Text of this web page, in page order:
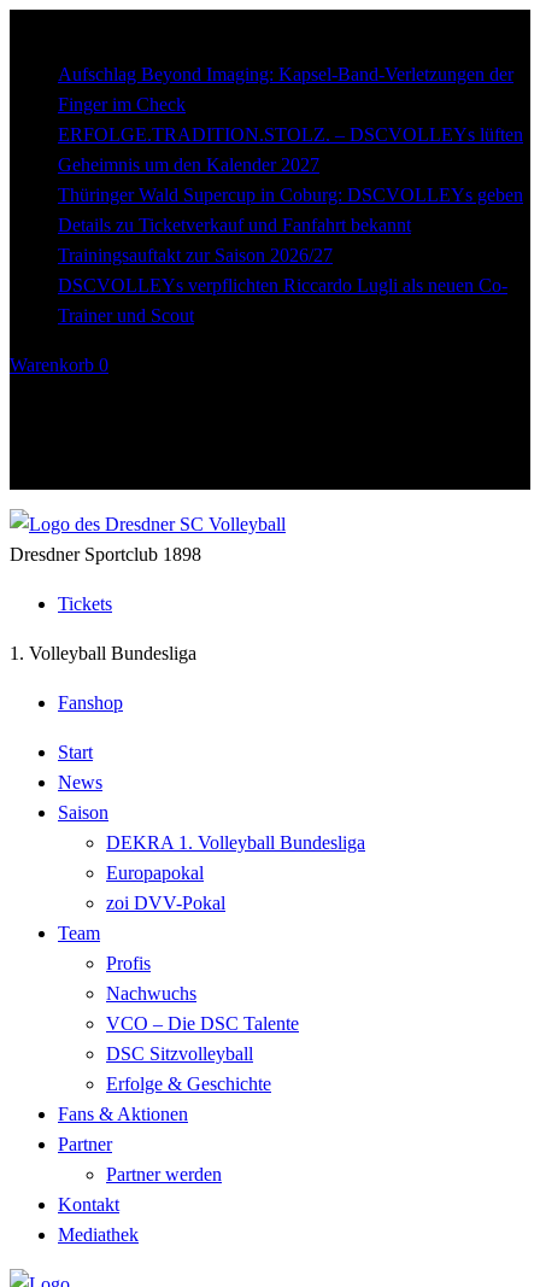
Aufschlag Beyond Imaging: Kapsel-Band-Verletzungen der
Finger im Check
ERFOLGE.TRADITION.STOLZ. – DSCVOLLEYs lüften
Geheimnis um den Kalender 2027
Thüringer Wald Supercup in Coburg: DSCVOLLEYs geben
Details zu Ticketverkauf und Fanfahrt bekannt
Trainingsauftakt zur Saison 2026/27
DSCVOLLEYs verpflichten Riccardo Lugli als neuen Co-
Trainer und Scout
Warenkorb 0
Dresdner Sportclub 1898
Tickets
1. Volleyball Bundesliga
Fanshop
Start
News
Saison
DEKRA 1. Volleyball Bundesliga
Europapokal
zoi DVV-Pokal
Team
Profis
Nachwuchs
VCO – Die DSC Talente
DSC Sitzvolleyball
Erfolge & Geschichte
Fans & Aktionen
Partner
Partner werden
Kontakt
Mediathek